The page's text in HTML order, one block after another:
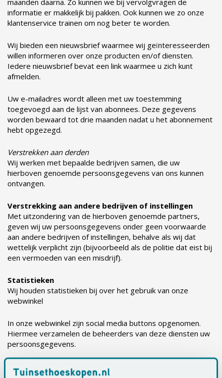
maanden daarna. Zo kunnen we bij vervolgvragen de
informatie er makkelijk bij pakken. Ook kunnen we zo onze
klantenservice trainen om nog beter te worden.
Wij bieden een nieuwsbrief waarmee wij geïnteresseerden
willen informeren over onze producten en/of diensten.
Iedere nieuwsbrief bevat een link waarmee u zich kunt
afmelden.
Uw e-mailadres wordt alleen met uw toestemming
toegevoegd aan de lijst van abonnees. Deze gegevens
worden bewaard tot drie maanden nadat u het abonnement
hebt opgezegd.
Verstrekken aan derden
Wij werken met bepaalde bedrijven samen, die uw
hierboven genoemde persoonsgegevens van ons kunnen
ontvangen.
Verstrekking aan andere bedrijven of instellingen
Met uitzondering van de hierboven genoemde partners,
geven wij uw persoonsgegevens onder geen voorwaarde
aan andere bedrijven of instellingen, behalve als wij dat
wettelijk verplicht zijn (bijvoorbeeld als de politie dat eist bij
een vermoeden van een misdrijf).
Statistieken
Wij houden statistieken bij over het gebruik van onze
webwinkel
In onze webwinkel zijn social media buttons opgenomen.
Hiermee verzamelen de beheerders van deze diensten uw
persoonsgegevens.